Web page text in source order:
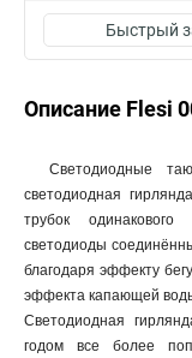
Быстрый
Описание Flesi
Светодиодные
светодиодная
трубок
светодиоды
благодаря эффекту
эффекта капающей
Светодиодная
годом все более